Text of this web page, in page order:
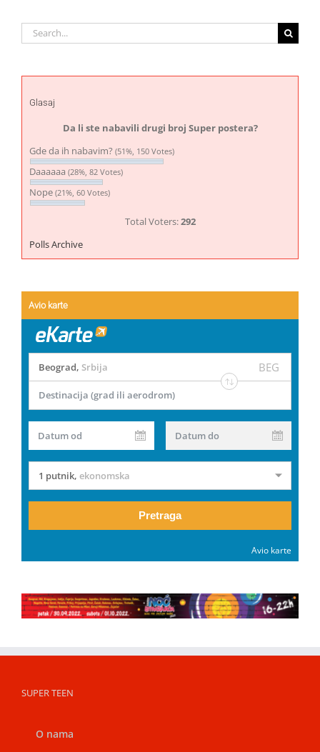
Search
for:
Glasaj
Da li ste nabavili drugi broj Super postera?
Gde da ih nabavim? (51%, 150 Votes)
Daaaaaa (28%, 82 Votes)
Nope (21%, 60 Votes)
Total Voters:292
Polls Archive
Avio karte
Beograd, Srbija BEG
Destinacija (grad ili aerodrom)
Datum od Datum do
1 putnik, ekonomska
Pretraga
Avio karte
SUPER TEEN
O nama